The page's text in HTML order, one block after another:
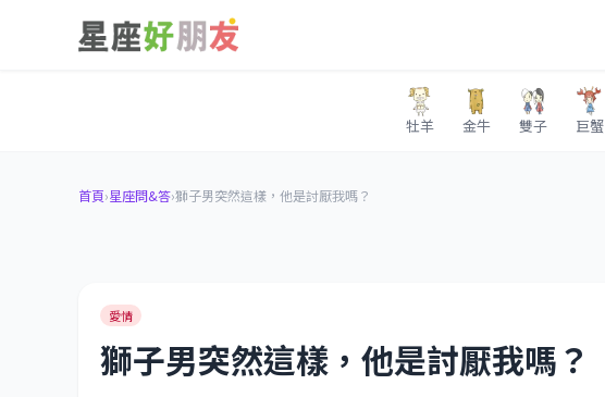
牡羊 金牛 雙子 巨蟹
首頁›星座問&答›獅子男突然這樣，他是討厭我嗎？
愛情
獅子男突然這樣，他是討厭我嗎？